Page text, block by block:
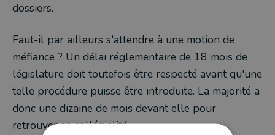
dossiers.
Faut-il par ailleurs s'attendre à une motion de
méfiance ? Un délai réglementaire de 18 mois de
législature doit toutefois être respecté avant qu'une
telle procédure puisse être introduite. La majorité a
donc une dizaine de mois devant elle pour
retrouver sa collégialité.